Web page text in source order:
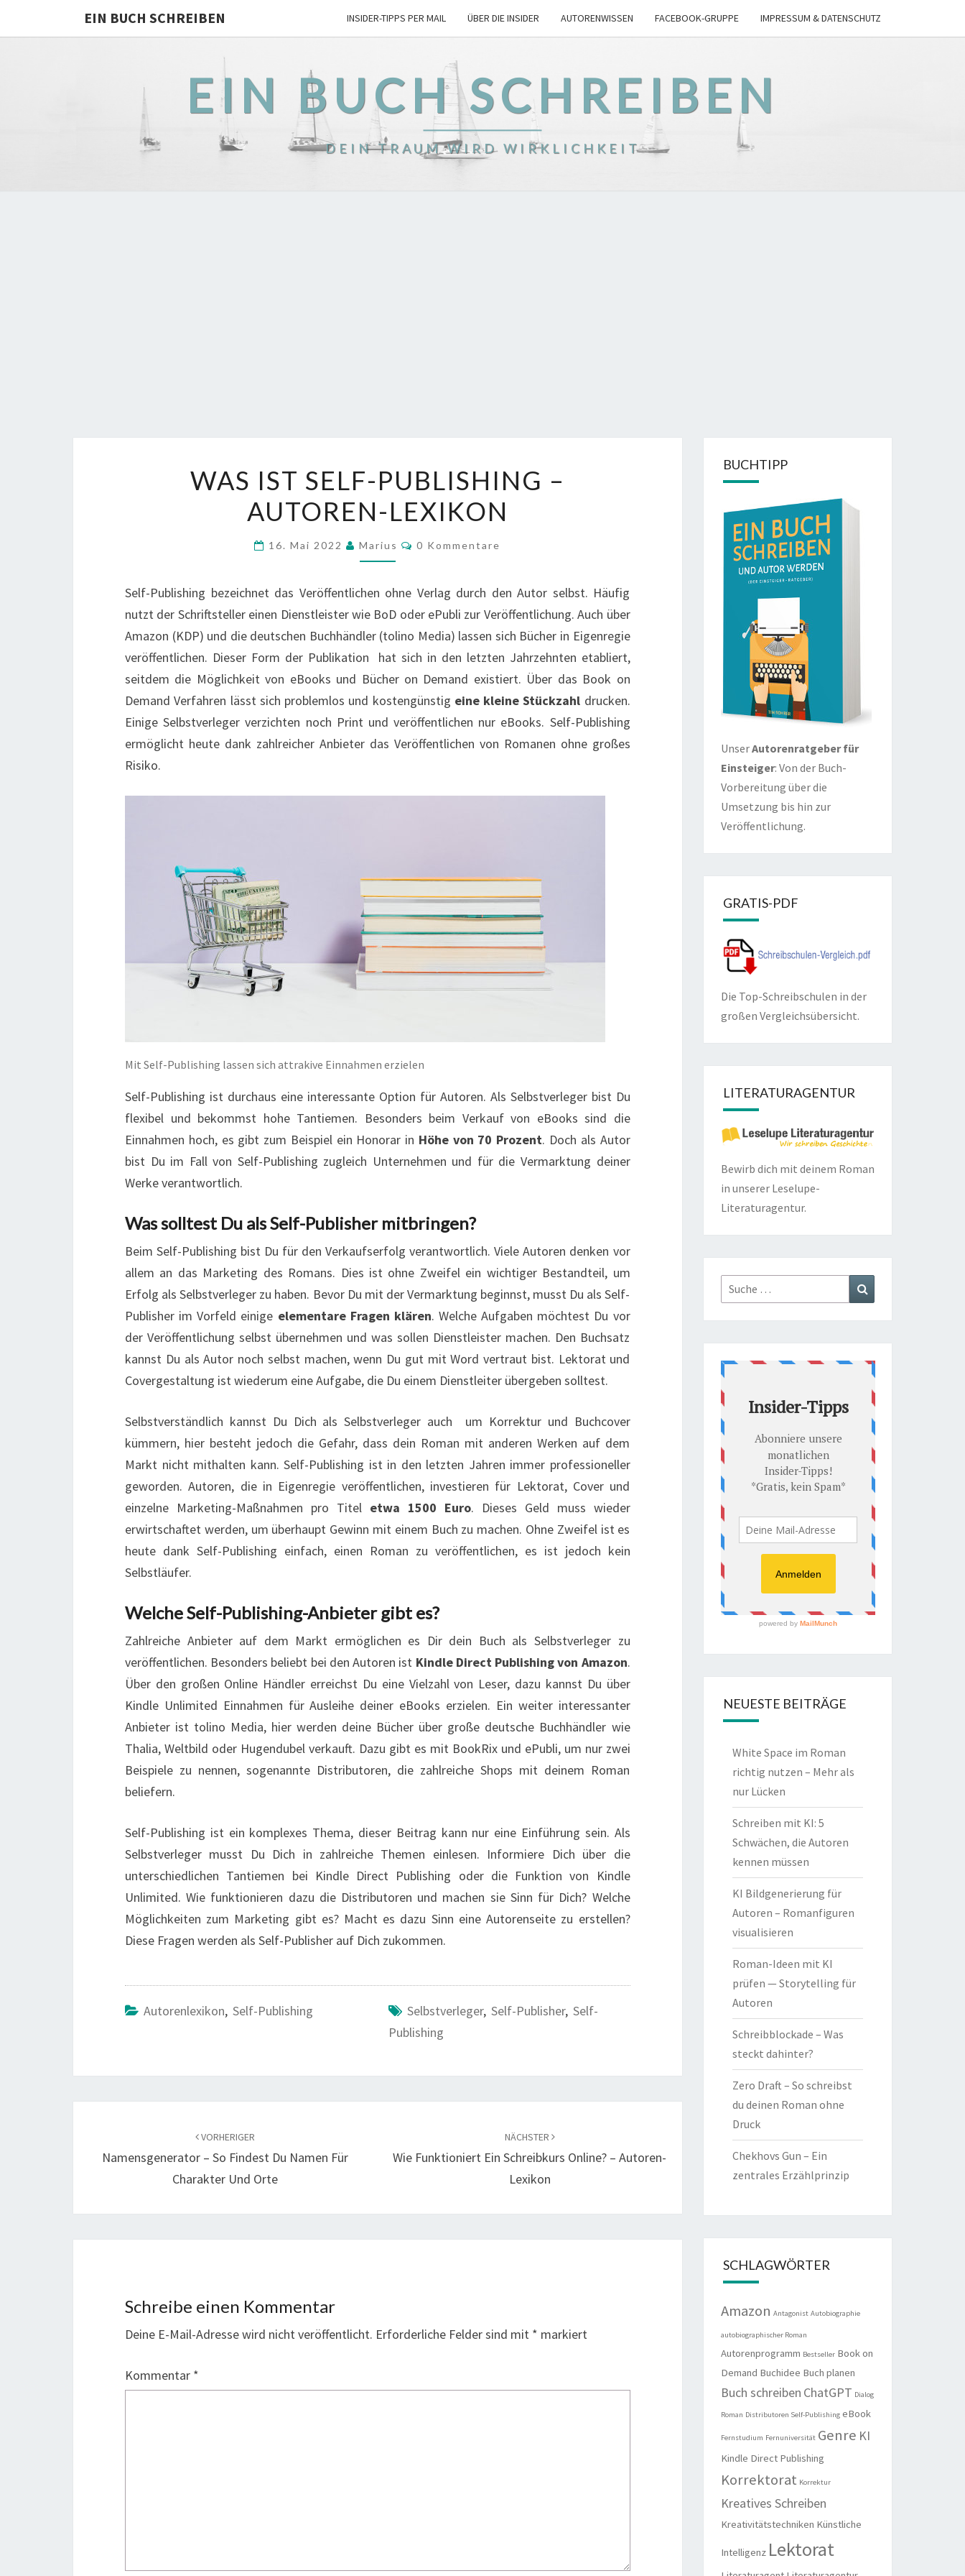
EIN BUCH SCHREIBEN INSIDER-TIPPS PER MAIL ÜBER DIE INSIDER AUTORENWISSEN FACEBOOK-GRUPPE IMPRESSUM & DATENSCHUTZ
EIN BUCH SCHREIBEN
DEIN TRAUM WIRD WIRKLICHKEIT
IST
SELF-
PUBLISHING
–
LEXIKON
WAS IST SELF-PUBLISHING –
AUTOREN-LEXIKON
16. Mai 2022 Marius Kommentare
0 Kommentare
Self-Publishing bezeichnet das Veröffentlichen ohne Verlag durch den Autor selbst. Häufig
nutzt der Schriftsteller einen Dienstleister wie BoD oder ePubli zur Veröffentlichung. Auch über
Amazon (KDP) und die deutschen Buchhändler (tolino Media) lassen sich Bücher in Eigenregie
veröffentlichen. Dieser Form der Publikation hat sich in den letzten Jahrzehnten etabliert,
seitdem die Möglichkeit von eBooks und Bücher on Demand existiert. Über das Book on
Demand Verfahren lässt sich problemlos und kostengünstig eine kleine Stückzahl drucken.
Einige Selbstverleger verzichten noch Print und veröffentlichen nur eBooks. Self-Publishing
ermöglicht heute dank zahlreicher Anbieter das Veröffentlichen von Romanen ohne großes
Risiko.
Mit Self-Publishing lassen sich attrakive Einnahmen erzielen
Self-Publishing ist durchaus eine interessante Option für Autoren. Als Selbstverleger bist Du
flexibel und bekommst hohe Tantiemen. Besonders beim Verkauf von eBooks sind die
Einnahmen hoch, es gibt zum Beispiel ein Honorar in Höhe von 70 Prozent. Doch als Autor
bist Du im Fall von Self-Publishing zugleich Unternehmen und für die Vermarktung deiner
Werke verantwortlich.
Was solltest Du als Self-Publisher mitbringen?
Beim Self-Publishing bist Du für den Verkaufserfolg verantwortlich. Viele Autoren denken vor
allem an das Marketing des Romans. Dies ist ohne Zweifel ein wichtiger Bestandteil, um
Erfolg als Selbstverleger zu haben. Bevor Du mit der Vermarktung beginnst, musst Du als Self-
Publisher im Vorfeld einige elementare Fragen klären. Welche Aufgaben möchtest Du vor
der Veröffentlichung selbst übernehmen und was sollen Dienstleister machen. Den Buchsatz
kannst Du als Autor noch selbst machen, wenn Du gut mit Word vertraut bist. Lektorat und
Covergestaltung ist wiederum eine Aufgabe, die Du einem Dienstleiter übergeben solltest.
Selbstverständlich kannst Du Dich als Selbstverleger auch um Korrektur und Buchcover
kümmern, hier besteht jedoch die Gefahr, dass dein Roman mit anderen Werken auf dem
Markt nicht mithalten kann. Self-Publishing ist in den letzten Jahren immer professioneller
geworden. Autoren, die in Eigenregie veröffentlichen, investieren für Lektorat, Cover und
einzelne Marketing-Maßnahmen pro Titel etwa 1500 Euro. Dieses Geld muss wieder
erwirtschaftet werden, um überhaupt Gewinn mit einem Buch zu machen. Ohne Zweifel ist es
heute dank Self-Publishing einfach, einen Roman zu veröffentlichen, es ist jedoch kein
Selbstläufer.
Welche Self-Publishing-Anbieter gibt es?
Zahlreiche Anbieter auf dem Markt ermöglichen es Dir dein Buch als Selbstverleger zu
veröffentlichen. Besonders beliebt bei den Autoren ist Kindle Direct Publishing von Amazon.
Über den großen Online Händler erreichst Du eine Vielzahl von Leser, dazu kannst Du über
Kindle Unlimited Einnahmen für Ausleihe deiner eBooks erzielen. Ein weiter interessanter
Anbieter ist tolino Media, hier werden deine Bücher über große deutsche Buchhändler wie
Thalia, Weltbild oder Hugendubel verkauft. Dazu gibt es mit BookRix und ePubli, um nur zwei
Beispiele zu nennen, sogenannte Distributoren, die zahlreiche Shops mit deinem Roman
beliefern.
Self-Publishing ist ein komplexes Thema, dieser Beitrag kann nur eine Einführung sein. Als
Selbstverleger musst Du Dich in zahlreiche Themen einlesen. Informiere Dich über die
unterschiedlichen Tantiemen bei Kindle Direct Publishing oder die Funktion von Kindle
Unlimited. Wie funktionieren dazu die Distributoren und machen sie Sinn für Dich? Welche
Möglichkeiten zum Marketing gibt es? Macht es dazu Sinn eine Autorenseite zu erstellen?
Diese Fragen werden als Self-Publisher auf Dich zukommen.
Autorenlexikon, Self-Publishing Selbstverleger, Self-Publisher, Self-
Publishing
VORHERIGER
Namensgenerator – So Findest Du Namen Für
Charakter Und Orte
NÄCHSTER
Wie Funktioniert Ein Schreibkurs Online? – Autoren-
Lexikon
Schreibe einen Kommentar
Deine E-Mail-Adresse wird nicht veröffentlicht. Erforderliche Felder sind mit * markiert
Kommentar *
BUCHTIPP
UnserAutorenratgeber für
Einsteiger: Von der Buch-
Vorbereitung über die
Umsetzung bis hin zur
Veröffentlichung.
GRATIS-PDF
Die Top-Schreibschulen in der
großen Vergleichsübersicht.
LITERATURAGENTUR
Bewirb dich mit deinem Roman
in unserer Leselupe-
Literaturagentur.
Suche
nach:
NEUESTE BEITRÄGE
White Space im Roman
richtig nutzen – Mehr als
nur Lücken
Schreiben mit KI: 5
Schwächen, die Autoren
kennen müssen
KI Bildgenerierung für
Autoren – Romanfiguren
visualisieren
Roman-Ideen mit KI
prüfen — Storytelling für
Autoren
Schreibblockade – Was
steckt dahinter?
Zero Draft – So schreibst
du deinen Roman ohne
Druck
Chekhovs Gun – Ein
zentrales Erzählprinzip
SCHLAGWÖRTER
Amazon Antagonist Autobiographie
autobiographischer Roman
Autorenprogramm Bestseller Book on
Demand Buchidee Buch planen
Buch schreiben ChatGPT Dialog
Roman Distributoren Self-Publishing eBook
Fernstudium Fernuniversität Genre KI
Kindle Direct Publishing
Korrektorat Korrektur
Kreatives Schreiben
Kreativitätstechniken Künstliche
Intelligenz Lektorat